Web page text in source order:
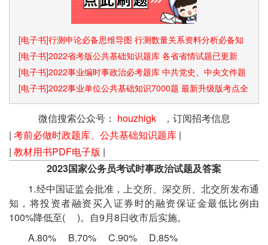
[电子书]行测申论必备思维导图 行测数量关系资料分析必备知
识点和速算技巧
[电子书]2022省考版公共基础知识题库 各省省情试题已更新
[电子书]2022事业编时事政治必考题库 中共党史、中央文件题
库已更新
[电子书]2022事业单位公共基础知识7000题 最新升级版考点全
覆盖
微信搜索公众号： houzhigk，订阅招考信息
| 考前必做时政题库、公共基础知识题库 |
| 教材用书PDF电子版 |
2023国家公务员考试时事政治试题及答案
1.经中国证监会批准，上交所、深交所、北交所发布通
知，将投资者融资买入证券时的融资保证金最低比例由
100%降低至( )。自9月8日收市后实施。
A.80% B.70% C.90% D.85%